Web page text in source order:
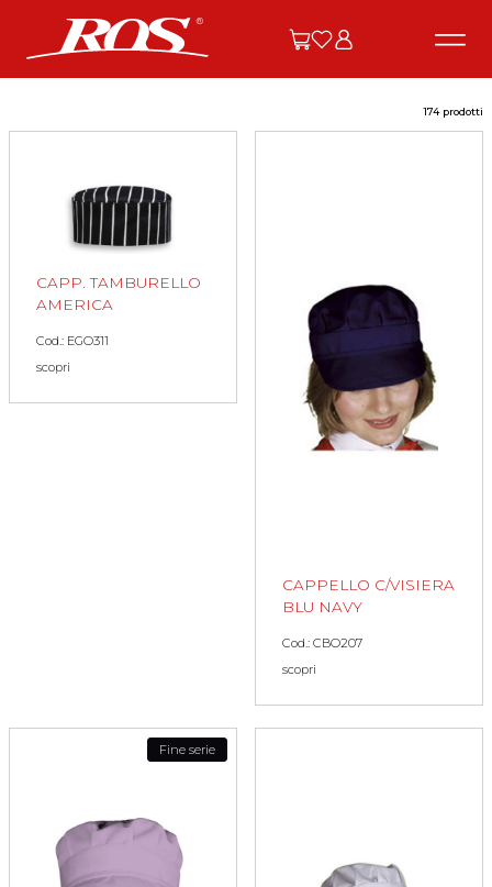
174 prodotti
CAPP. TAMBURELLO
AMERICA
Cod.: EGO311
scopri
CAPPELLO C/VISIERA
BLU NAVY
Cod.: CBO207
scopri
Fine serie